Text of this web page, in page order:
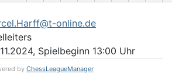
online.de
Spielbeginn 13:00 Uhr
by ChessLeagueManager